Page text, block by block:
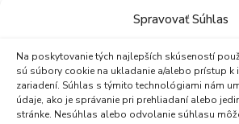
Spravovať Súhlas
Na poskytovanie tých najlepších skúseností
sú súbory cookie na ukladanie a/alebo prístup k
zariadení. Súhlas s týmito technológiami nám
údaje, ako je správanie pri prehliadaní alebo
stránke. Nesúhlas alebo odvolanie súhlasu